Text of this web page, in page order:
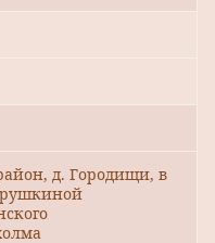
д. Городищи, в